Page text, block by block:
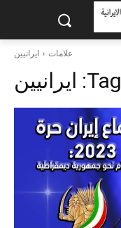
علامات ایرانیین
Tag: ایرانیین